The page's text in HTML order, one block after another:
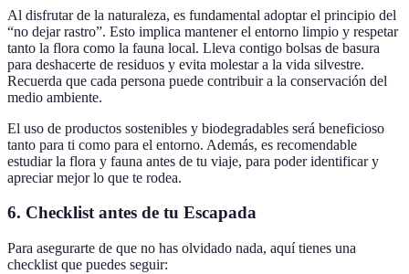
Al disfrutar de la naturaleza, es fundamental adoptar el principio del
“no dejar rastro”. Esto implica mantener el entorno limpio y respetar
tanto la flora como la fauna local. Lleva contigo bolsas de basura
para deshacerte de residuos y evita molestar a la vida silvestre.
Recuerda que cada persona puede contribuir a la conservación del
medio ambiente.
El uso de productos sostenibles y biodegradables será beneficioso
tanto para ti como para el entorno. Además, es recomendable
estudiar la flora y fauna antes de tu viaje, para poder identificar y
apreciar mejor lo que te rodea.
6. Checklist antes de tu Escapada
Para asegurarte de que no has olvidado nada, aquí tienes una
checklist que puedes seguir: